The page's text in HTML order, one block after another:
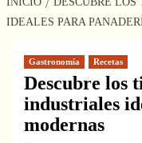
IDEALES PARA
Gastronomía Recetas
Descubre los
industriales
modernas